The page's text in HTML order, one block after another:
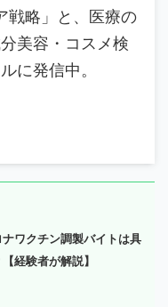
戦略」と、医療の
美容・コスメ検
に発信中。
ナワクチン調製バイトは具
経験者が解説】